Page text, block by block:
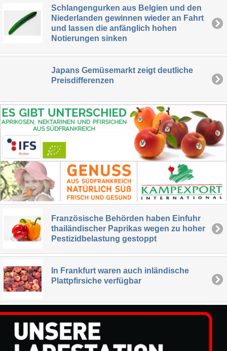
Schlangengurken aus Belgien und den
Niederlanden gewinnen wieder an Fahrt
und lassen die anfänglich hohen
Notierungen sinken
Japans Gemüsemarkt zeigt deutliche
Preisdifferenzen
Französische Behörden haben Einfuhr
thailändischer Paprikas wegen zu hoher
Pestizidbelastung gestoppt
In Frankfurt waren auch inländische
Plattpfirsiche verfügbar